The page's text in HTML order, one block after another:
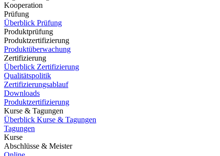
Kooperation
Prüfung
Überblick Prüfung
Produktprüfung
Produktzertifizierung
Produktüberwachung
Zertifizierung
Überblick Zertifizierung
Qualitätspolitik
Zertifizierungsablauf
Downloads
Produktzertifizierung
Kurse & Tagungen
Überblick Kurse & Tagungen
Tagungen
Kurse
Abschlüsse & Meister